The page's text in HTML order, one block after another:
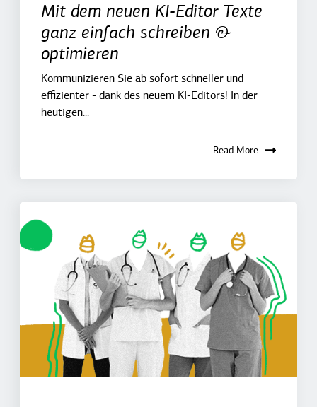
Mit dem neuen KI-Editor Texte
ganz einfach schreiben &
optimieren
Kommunizieren Sie ab sofort schneller und
effizienter - dank des neuem KI-Editors! In der
heutigen...
Read More